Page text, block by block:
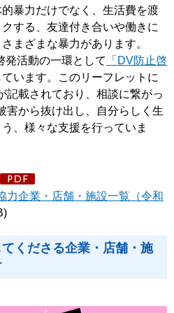
暴力だけでなく、生活費を渡
する、友達付き合いや働きに
まざまな暴力があります。
発活動の一環として
「DV防止啓
ています。このリーフレットに
記載されており、相談に繋がっ
害から抜け出し、自分らしく生
、様々な支援を行っていま
力企業・店舗・施設一覧（令和
くださる企業・店舗・施